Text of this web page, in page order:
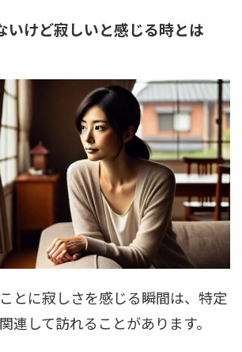
いけど寂しいと感じる時とは
とに寂しさを感じる瞬間は、特定
連して訪れることがあります。